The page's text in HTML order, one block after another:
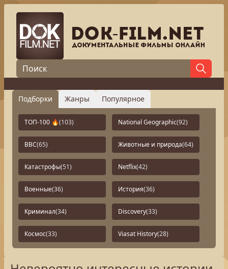
Подборки Жанры Популярное
ТОП-100 🔥(103) National Geographic(92)
BBC(65) Животные и природа(64)
Катастрофы(51) Netflix(42)
Военные(36) История(36)
Криминал(34) Discovery(33)
Космос(33) Viasat History(28)